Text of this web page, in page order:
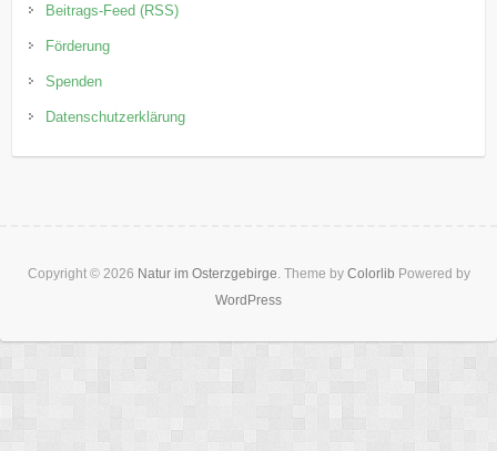
Beitrags-Feed (RSS)
Förderung
Spenden
Datenschutzerklärung
Copyright © 2026 Natur im Osterzgebirge. Theme by Colorlib Powered by
WordPress